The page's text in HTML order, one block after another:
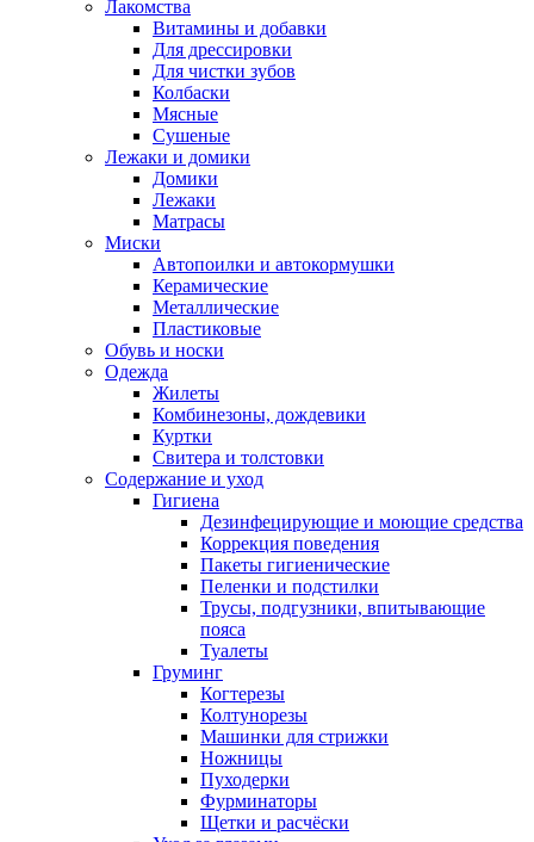
Лакомства
Витамины и добавки
Для дрессировки
Для чистки зубов
Колбаски
Мясные
Сушеные
Лежаки и домики
Домики
Лежаки
Матрасы
Миски
Автопоилки и автокормушки
Керамические
Металлические
Пластиковые
Обувь и носки
Одежда
Жилеты
Комбинезоны, дождевики
Куртки
Свитера и толстовки
Содержание и уход
Гигиена
Дезинфецирующие и моющие средства
Коррекция поведения
Пакеты гигиенические
Пеленки и подстилки
Трусы, подгузники, впитывающие
пояса
Туалеты
Груминг
Когтерезы
Колтунорезы
Машинки для стрижки
Ножницы
Пуходерки
Фурминаторы
Щетки и расчёски